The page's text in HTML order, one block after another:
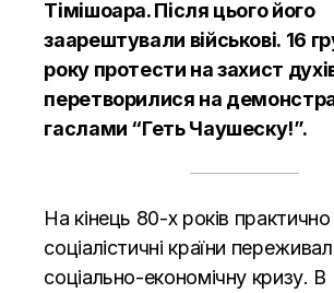
Тімішоара. Після цього його
заарештували військові. 16
року протести на захист
перетворилися на
гаслами “Геть Чаушеску!”.
На кінець 80-х років практично
соціалістичні країни
соціально-економічну кризу. В